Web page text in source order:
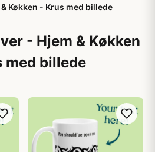
Køkken - Krus med billede
- Hjem & Køkken
med billede